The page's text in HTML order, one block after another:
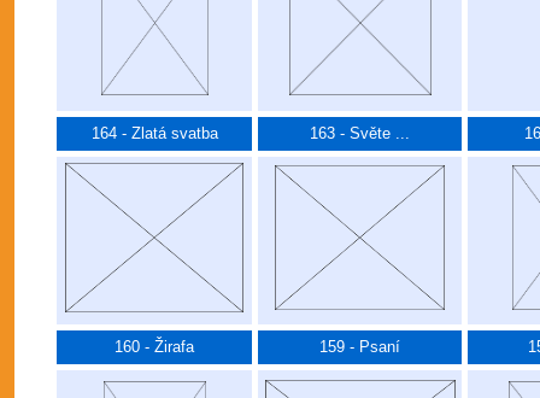
164 - Zlatá svatba 163 - Světe ...
160 - Žirafa 159 - Psaní